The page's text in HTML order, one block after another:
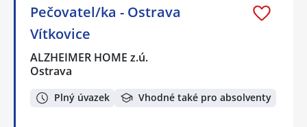
Pečovatel/ka - Ostrava
Vítkovice
ALZHEIMER HOME z.ú.
Ostrava
Plný úvazek Vhodné také pro absolventy